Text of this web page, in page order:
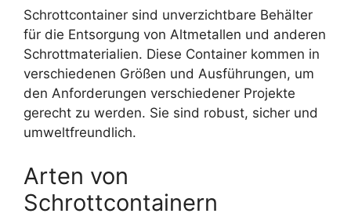
Schrottcontainer sind unverzichtbare Behälter
für die Entsorgung von Altmetallen und anderen
Schrottmaterialien. Diese Container kommen in
verschiedenen Größen und Ausführungen, um
den Anforderungen verschiedener Projekte
gerecht zu werden. Sie sind robust, sicher und
umweltfreundlich.
Arten von
Schrottcontainern